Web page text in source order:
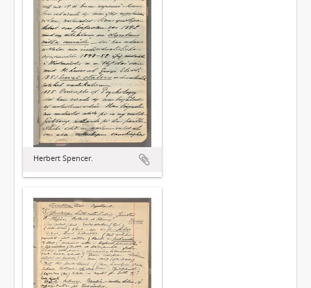
Herbert Spencer.